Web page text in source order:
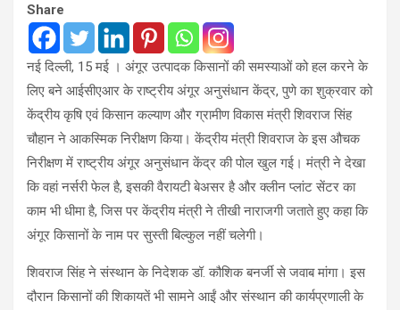
Share
नई दिल्ली, 15 मई । अंगूर उत्पादक किसानों की समस्याओं को हल करने के
लिए बने आईसीएआर के राष्ट्रीय अंगूर अनुसंधान केंद्र, पुणे का शुक्रवार को
केंद्रीय कृषि एवं किसान कल्याण और ग्रामीण विकास मंत्री शिवराज सिंह
चौहान ने आकस्मिक निरीक्षण किया। केंद्रीय मंत्री शिवराज के इस औचक
निरीक्षण में राष्ट्रीय अंगूर अनुसंधान केंद्र की पोल खुल गई। मंत्री ने देखा
कि वहां नर्सरी फेल है, इसकी वैरायटी बेअसर है और क्लीन प्लांट सेंटर का
काम भी धीमा है, जिस पर केंद्रीय मंत्री ने तीखी नाराजगी जताते हुए कहा कि
अंगूर किसानों के नाम पर सुस्ती बिल्कुल नहीं चलेगी।
शिवराज सिंह ने संस्थान के निदेशक डॉ. कौशिक बनर्जी से जवाब मांगा। इस
दौरान किसानों की शिकायतें भी सामने आईं और संस्थान की कार्यप्रणाली के